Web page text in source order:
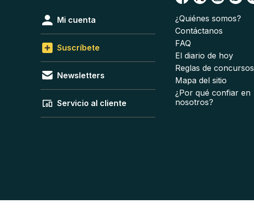
Mi cuenta
Suscríbete
Newsletters
Servicio al cliente
¿Quiénes somos?
Contáctanos
FAQ
El diario de hoy
Reglas de concursos
Mapa del sitio
¿Por qué confiar en
nosotros?